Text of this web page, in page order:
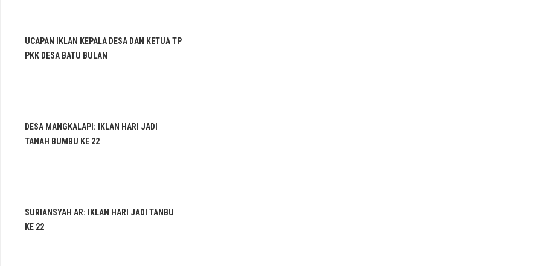
UCAPAN IKLAN KEPALA DESA DAN KETUA TP
PKK DESA BATU BULAN
DESA MANGKALAPI: IKLAN HARI JADI
TANAH BUMBU KE 22
SURIANSYAH AR: IKLAN HARI JADI TANBU
KE 22